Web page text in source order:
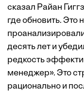
сказал Райан
где обновить.
десять лет и
редкость
менеджер». Это
рационально и